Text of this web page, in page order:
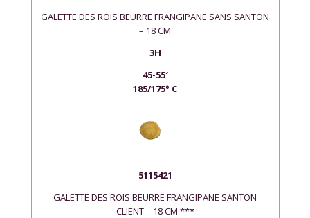
GALETTE DES ROIS BEURRE FRANGIPANE SANS SANTON
– 18 CM
3H
45-55′
185/175° C
5115421
GALETTE DES ROIS BEURRE FRANGIPANE SANTON
CLIENT – 18 CM ***